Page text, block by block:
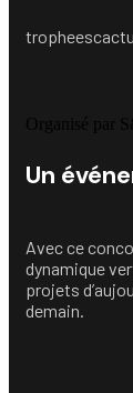
Organisé par
Un
Avec ce
dynamique
projets
demain.